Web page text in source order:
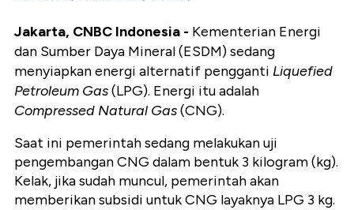
Jakarta, CNBC Indonesia - Kementerian Energi
dan Sumber Daya Mineral (ESDM) sedang
menyiapkan energi alternatif pengganti Liquefied
Petroleum Gas(LPG). Energi itu adalah
Compressed Natural Gas(CNG).
Saat ini pemerintah sedang melakukan uji
pengembangan CNG dalam bentuk 3 kilogram (kg).
Kelak, jika sudah muncul, pemerintah akan
memberikan subsidi untuk CNG layaknya LPG 3 kg.